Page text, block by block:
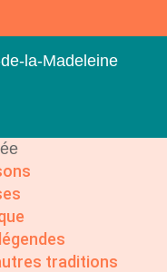
la-Madeleine
traditions